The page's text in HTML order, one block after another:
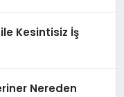
Kesintisiz İş
Nereden